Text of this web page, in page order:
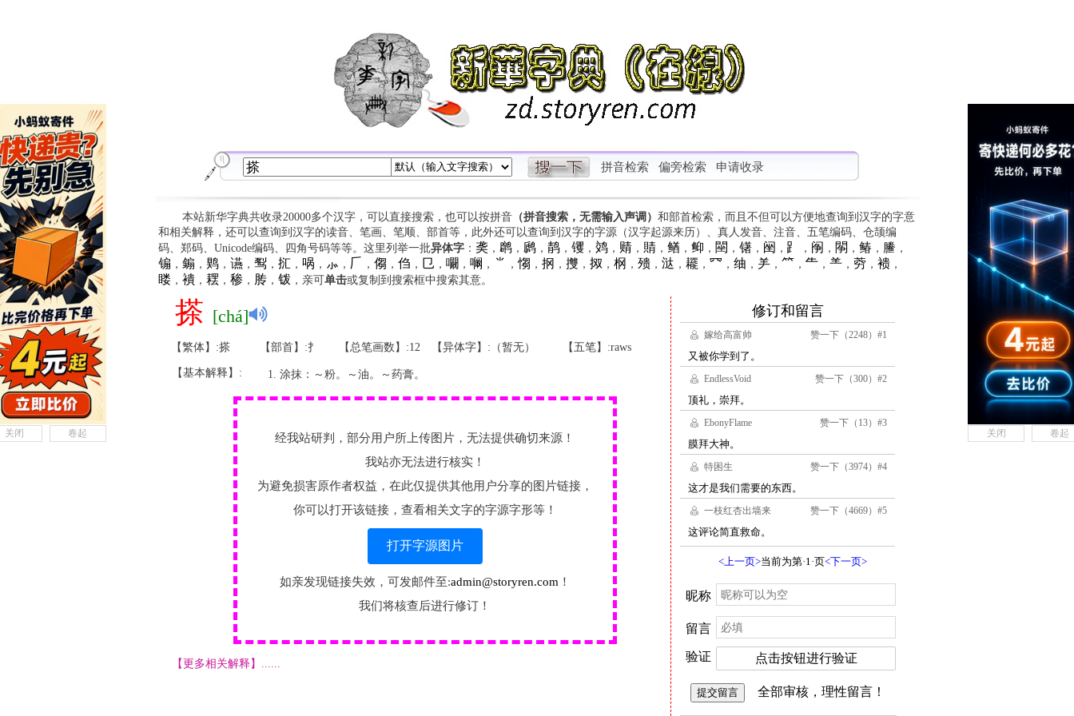
拼音检索 偏旁检索 申请收录
本站新华字典共收录20000多个汉字，可以直接搜索，也可以按拼音（拼音搜索，无需输入声调） 和部首检索，而且不但可以方便地查询到汉字的字意
和相关解释，还可以查询到汉字的读音、笔画、笔顺、部首等，此外还可以查询到汉字的字源（汉字起源来历）、真人发音、注音、五笔编码、仓颉编
码、郑码、Unicode编码、四角号码等等。这里列举一批异体字： 䶮 ， 䴙， 䴘， 䴖， 䦆， 䴔， 䞍， 䝼， 䲡 ， 䲟 ， 䦟 ， 䦃， 䦷 ， ⻊ ， 䦶 ， 䦛 ， 䲠 ， 䲢 ，
䦂 ， 䥇 ， 䴗， 䜩， 䴕， 㧟 ， 㖞 ， ⺗ ， 𠂆 ， 㑳 ， 㑇 ， 㔾 ， 㘚 ， 㘎 ， ⺌ ， 㥮 ， 㧏 ， 㩳， 㧐 ， 㭎 ， 㱮， 㳠 ， 䎱 ， ⺳ ， 䌷 ， ⺶， ⺮ ， ⺧， ⺷， 䓖， 䙌，
䁖， 䙡， 䎬 ， 䅟， 䏝， 䥽，亲可单击或复制到搜索框中搜索其意。
搽 [chá]
【繁体】:搽 【部首】:扌 【总笔画数】:12 【异体字】:（暂无） 【五笔】:raws
【基本解释】: 涂抹：～粉。～油。～药膏。
经我站研判，部分用户所上传图片，无法提供确切来源！
我站亦无法进行核实！
为避免损害原作者权益，在此仅提供其他用户分享的图片链接，
你可以打开该链接，查看相关文字的字源字形等！
打开字源图片
如亲发现链接失效，可发邮件至:admin@storyren.com ！
我们将核查后进行修订！
【更多相关解释】......
关闭 卷起 关闭 卷起